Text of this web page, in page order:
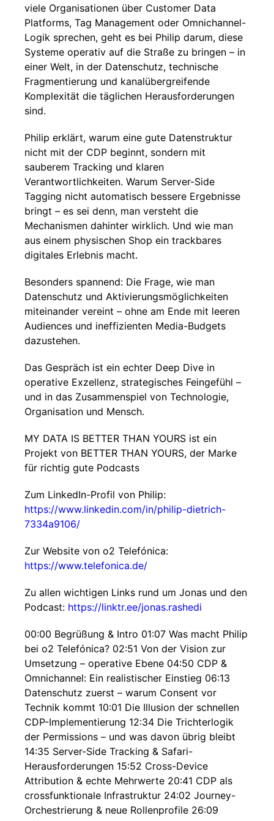
viele Organisationen über Customer Data
Platforms, Tag Management oder Omnichannel-
Logik sprechen, geht es bei Philip darum, diese
Systeme operativ auf die Straße zu bringen – in
einer Welt, in der Datenschutz, technische
Fragmentierung und kanalübergreifende
Komplexität die täglichen Herausforderungen
sind.
Philip erklärt, warum eine gute Datenstruktur
nicht mit der CDP beginnt, sondern mit
sauberem Tracking und klaren
Verantwortlichkeiten. Warum Server-Side
Tagging nicht automatisch bessere Ergebnisse
bringt – es sei denn, man versteht die
Mechanismen dahinter wirklich. Und wie man
aus einem physischen Shop ein trackbares
digitales Erlebnis macht.
Besonders spannend: Die Frage, wie man
Datenschutz und Aktivierungsmöglichkeiten
miteinander vereint – ohne am Ende mit leeren
Audiences und ineffizienten Media-Budgets
dazustehen.
Das Gespräch ist ein echter Deep Dive in
operative Exzellenz, strategisches Feingefühl –
und in das Zusammenspiel von Technologie,
Organisation und Mensch.
MY DATA IS BETTER THAN YOURS ist ein
Projekt von BETTER THAN YOURS, der Marke
für richtig gute Podcasts
Zum LinkedIn-Profil von Philip:
https://www.linkedin.com/in/philip-dietrich-
7334a9106/
Zur Website von o2 Telefónica:
https://www.telefonica.de/
Zu allen wichtigen Links rund um Jonas und den
Podcast: https://linktr.ee/jonas.rashedi
00:00 Begrüßung & Intro 01:07 Was macht Philip
bei o2 Telefónica? 02:51 Von der Vision zur
Umsetzung – operative Ebene 04:50 CDP &
Omnichannel: Ein realistischer Einstieg 06:13
Datenschutz zuerst – warum Consent vor
Technik kommt 10:01 Die Illusion der schnellen
CDP-Implementierung 12:34 Die Trichterlogik
der Permissions – und was davon übrig bleibt
14:35 Server-Side Tracking & Safari-
Herausforderungen 15:52 Cross-Device
Attribution & echte Mehrwerte 20:41 CDP als
crossfunktionale Infrastruktur 24:02 Journey-
Orchestrierung & neue Rollenprofile 26:09